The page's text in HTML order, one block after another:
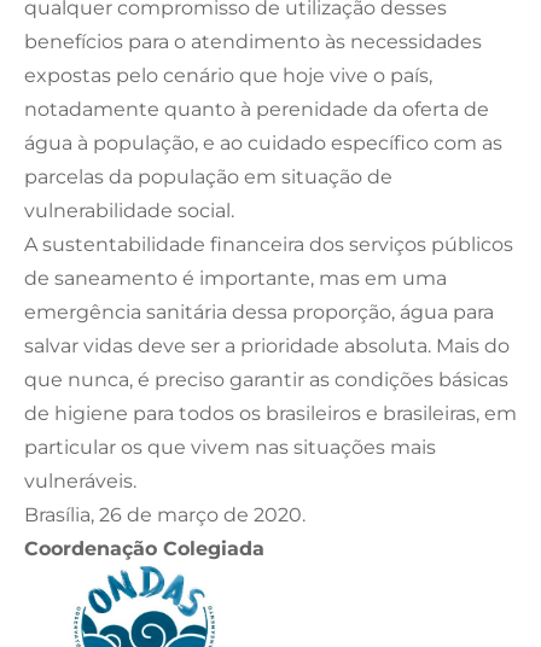
qualquer compromisso de utilização desses
benefícios para o atendimento às necessidades
expostas pelo cenário que hoje vive o país,
notadamente quanto à perenidade da oferta de
água à população, e ao cuidado específico com as
parcelas da população em situação de
vulnerabilidade social.
A sustentabilidade financeira dos serviços públicos
de saneamento é importante, mas em uma
emergência sanitária dessa proporção, água para
salvar vidas deve ser a prioridade absoluta. Mais do
que nunca, é preciso garantir as condições básicas
de higiene para todos os brasileiros e brasileiras, em
particular os que vivem nas situações mais
vulneráveis.
Brasília, 26 de março de 2020.
Coordenação Colegiada